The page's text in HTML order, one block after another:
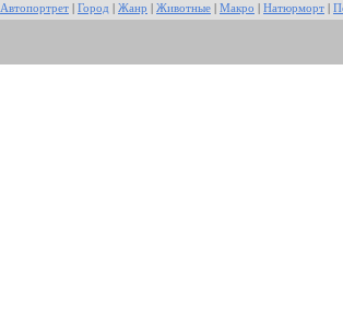
Автопортрет Город Жанр Животные Макро Натюрморт